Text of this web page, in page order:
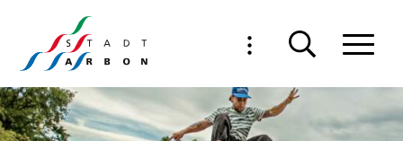
Navigieren in Arbon
Schnellnavigation